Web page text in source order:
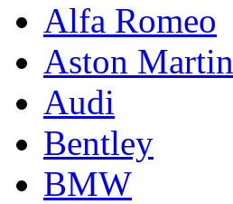
Alfa Romeo
Aston Martin
Audi
Bentley
BMW